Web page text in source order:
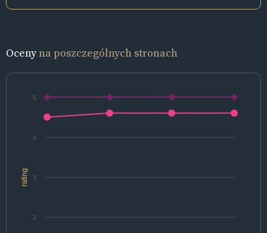
Ocenyna poszczególnych stronach
rating
2
3
4
5